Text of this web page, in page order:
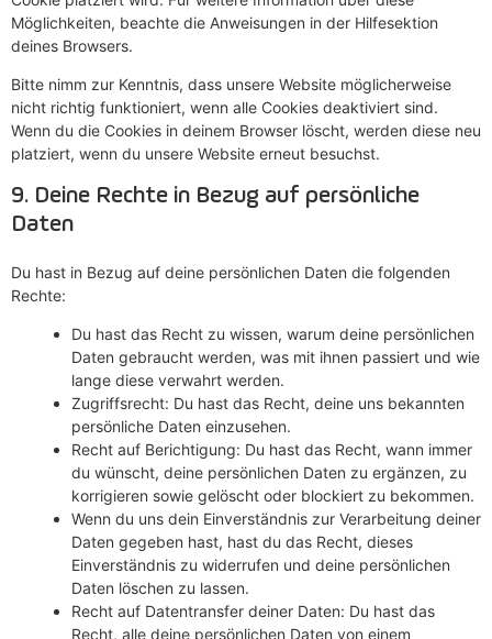
Möglichkeiten, beachte die Anweisungen in der Hilfesektion
deines Browsers.
Bitte nimm zur Kenntnis, dass unsere Website möglicherweise
nicht richtig funktioniert, wenn alle Cookies deaktiviert sind.
Wenn du die Cookies in deinem Browser löscht, werden diese neu
platziert, wenn du unsere Website erneut besuchst.
9. Deine Rechte in Bezug auf persönliche
Daten
Du hast in Bezug auf deine persönlichen Daten die folgenden
Rechte:
Du hast das Recht zu wissen, warum deine persönlichen
Daten gebraucht werden, was mit ihnen passiert und wie
lange diese verwahrt werden.
Zugriffsrecht: Du hast das Recht, deine uns bekannten
persönliche Daten einzusehen.
Recht auf Berichtigung: Du hast das Recht, wann immer
du wünscht, deine persönlichen Daten zu ergänzen, zu
korrigieren sowie gelöscht oder blockiert zu bekommen.
Wenn du uns dein Einverständnis zur Verarbeitung deiner
Daten gegeben hast, hast du das Recht, dieses
Einverständnis zu widerrufen und deine persönlichen
Daten löschen zu lassen.
Recht auf Datentransfer deiner Daten: Du hast das
Recht, alle deine persönlichen Daten von einem